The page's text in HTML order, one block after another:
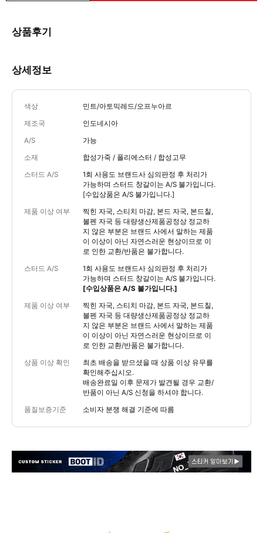
상품후기
상세정보
색상 민트/아토믹레드/오프누아르
제조국 인도네시아
A/S 가능
소재 합성가죽 / 폴리에스터 / 합성고무
스터드 A/S
1회 사용도 브랜드사 심의판정 후 처리가
가능하며 스터드 창갈이는 A/S 불가입니다.
[수입상품은 A/S 불가입니다.]
제품 이상 여부
찍힌 자국, 스티치 마감, 본드 자국, 본드칠,
볼펜 자국 등 대량생산제품공정상 정교하
지 않은 부분은 브랜드 사에서 말하는 제품
이 이상이 아닌 자연스러운 현상이므로 이
로 인한 교환/반품은 불가합니다.
스터드 A/S
1회 사용도 브랜드사 심의판정 후 처리가
가능하며 스터드 창갈이는 A/S 불가입니다.
[수입상품은 A/S 불가입니다.]
제품 이상 여부
찍힌 자국, 스티치 마감, 본드 자국, 본드칠,
볼펜 자국 등 대량생산제품공정상 정교하
지 않은 부분은 브랜드 사에서 말하는 제품
이 이상이 아닌 자연스러운 현상이므로 이
로 인한 교환/반품은 불가합니다.
상품 이상 확인
최초 배송을 받으셨을 때 상품 이상 유무를
확인해주십시오.
배송완료일 이후 문제가 발견될 경우 교환/
반품이 아닌 A/S 신청을 하셔야 합니다.
품질보증기준 소비자 분쟁 해결 기준에 따름